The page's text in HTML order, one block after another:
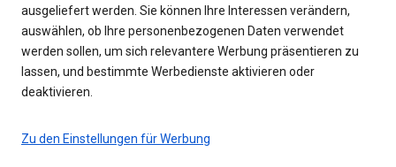
ausgeliefert werden. Sie können Ihre Interessen verändern,
auswählen, ob Ihre personenbezogenen Daten verwendet
werden sollen, um sich relevantere Werbung präsentieren zu
lassen, und bestimmte Werbedienste aktivieren oder
deaktivieren.
Zu den Einstellungen für Werbung